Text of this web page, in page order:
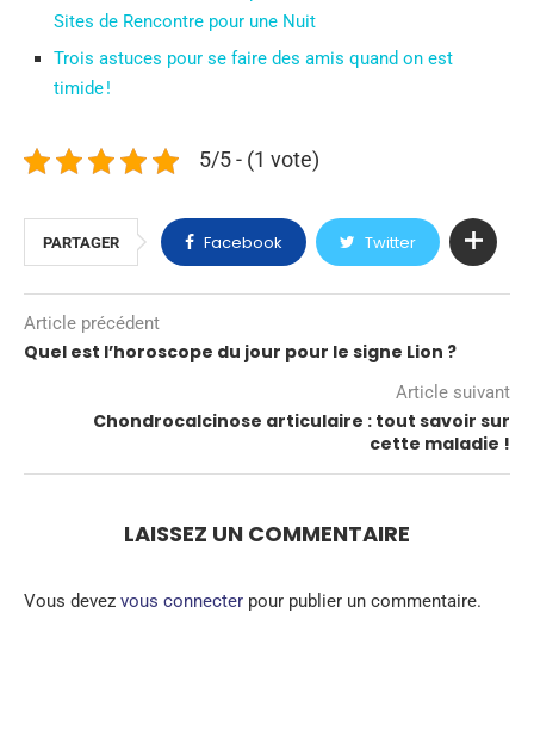
Sites de Rencontre pour une Nuit
Trois astuces pour se faire des amis quand on est
timide !
5/5 - (1 vote)
PARTAGER Facebook Twitter
Article précédent
Quel est l’horoscope du jour pour le signe Lion ?
Article suivant
Chondrocalcinose articulaire : tout savoir sur
cette maladie !
LAISSEZ UN COMMENTAIRE
Vous devez vous connecter pour publier un commentaire.